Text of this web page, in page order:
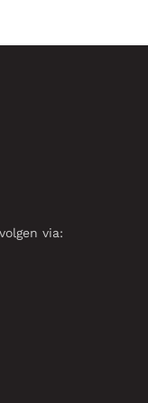
via: